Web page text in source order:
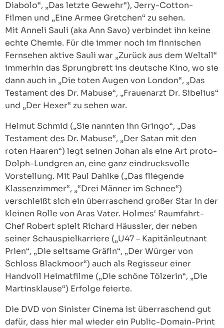
Diabolo“, „Das letzte Gewehr“), Jerry-Cotton-
Filmen und „Eine Armee Gretchen“ zu sehen.
Mit Anneli Sauli (aka Ann Savo) verbindet ihn keine
echte Chemie. Für die immer noch im finnischen
Fernsehen aktive Sauli war „Zurück aus dem Weltall“
immerhin das Sprungbrett ins deutsche Kino, wo sie
dann auch in „Die toten Augen von London“, „Das
Testament des Dr. Mabuse“, „Frauenarzt Dr. Sibelius“
und „Der Hexer“ zu sehen war.
Helmut Schmid („Sie nannten ihn Gringo“, „Das
Testament des Dr. Mabuse“, „Der Satan mit den
roten Haaren“) legt seinen Johan als eine Art proto-
Dolph-Lundgren an, eine ganz eindrucksvolle
Vorstellung. Mit Paul Dahlke („Das fliegende
Klassenzimmer“, „“Drei Männer im Schnee“)
verschleißt sich ein überraschend großer Star in der
kleinen Rolle von Aras Vater. Holmes‘ Raumfahrt-
Chef Robert spielt Richard Häussler, der neben
seiner Schauspielkarriere („U47 – Kapitänleutnant
Prien“, „Die seltsame Gräfin“, „Der Würger von
Schloss Blackmoor“) auch als Regisseur einer
Handvoll Heimatfilme („Die schöne Tölzerin“, „Die
Martinsklause“) Erfolge feierte.
Die DVD von Sinister Cinema ist überraschend gut
dafür, dass hier mal wieder ein Public-Domain-Print